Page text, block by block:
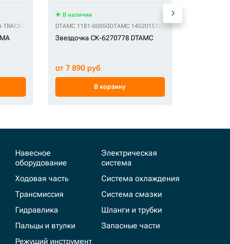
GE KM162 GE KM2111GE KM2111CGE S02D040TA127 GE S40655F0M00
TRACK 81EH-10012VEMA TRACK 81EH-10012-1VEMA TRACK 81EH-10013
В наличии
DTAMC 1181-00050DTAMC 14520151 DTAMC 14532385
Звездочка СК-6270778 DTAMC
от 7 890 руб
В корзину
Навесное
оборудование
Ходовая часть
Трансмиссия
Гидравлика
Пальцы и втулки
Режущий инструмент
Электрическая
система
Система охлаждения
Система смазки
Шланги и трубки
Запасные части